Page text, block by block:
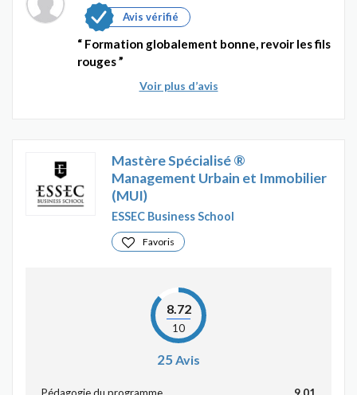
Avis vérifié
Formation globalement bonne, revoir les fils
rouges
Voir plus d’avis
Mastère Spécialisé ®
Management Urbain et Immobilier
(MUI)
ESSEC Business School
Favoris
8.72
10
25Avis